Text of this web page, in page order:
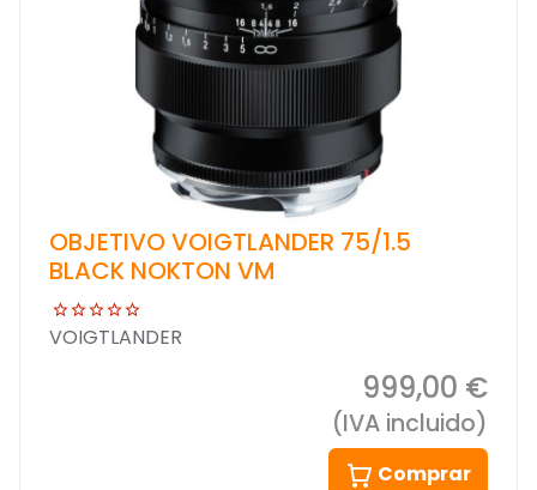
OBJETIVO VOIGTLANDER 75/1.5
BLACK NOKTON VM
VOIGTLANDER
999,00 €
(IVA incluido)
Comprar